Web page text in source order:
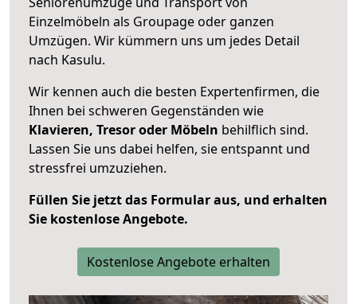
Einzelmöbeln als Groupage oder ganzen
Umzügen. Wir kümmern uns um jedes Detail
nach Kasulu.
Wir kennen auch die besten Expertenfirmen, die
Ihnen bei schweren Gegenständen wie
Klavieren, Tresor oder Möbeln behilflich sind.
Lassen Sie uns dabei helfen, sie entspannt und
stressfrei umzuziehen.
Füllen Sie jetzt das Formular aus, und erhalten
Sie kostenlose Angebote.
Kostenlose Angebote erhalten